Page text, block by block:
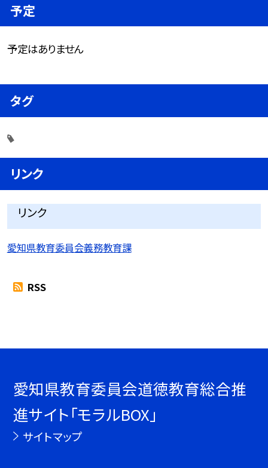
予定
予定はありません
タグ
リンク
リンク
愛知県教育委員会義務教育課
RSS
愛知県教育委員会道徳教育総合推
進サイト「モラルBOX」
サイトマップ